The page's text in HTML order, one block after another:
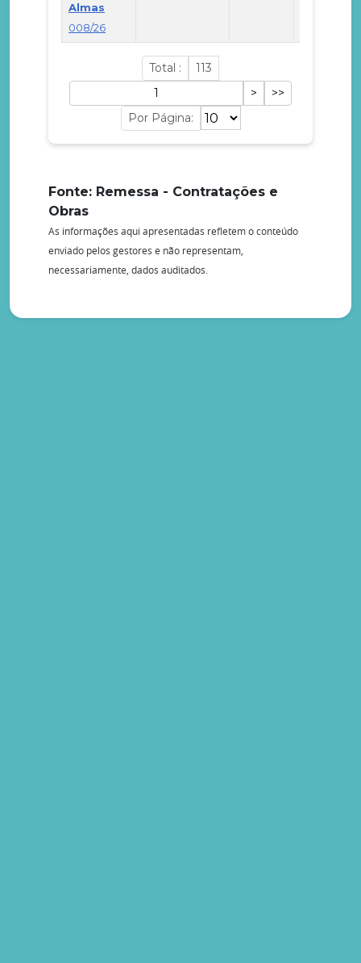
Almas
008/26
Total : 113
Por Página:
Fonte: Remessa - Contratações e
Obras
As informações aqui apresentadas refletem o conteúdo
enviado pelos gestores e não representam,
necessariamente, dados auditados.